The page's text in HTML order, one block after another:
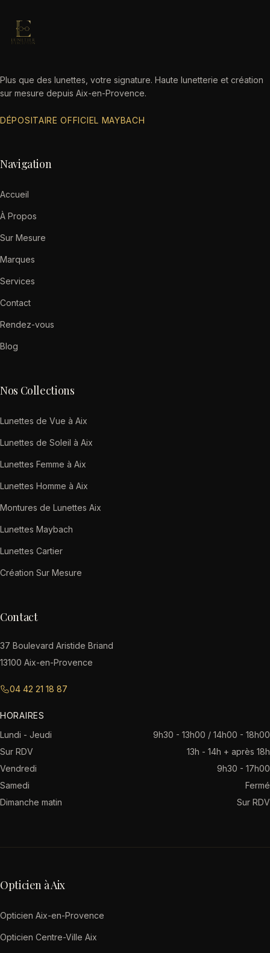
Plus que des lunettes, votre signature. Haute lunetterie et création
sur mesure depuis Aix-en-Provence.
DÉPOSITAIRE OFFICIEL MAYBACH
Navigation
Accueil
À Propos
Sur Mesure
Marques
Services
Contact
Rendez-vous
Blog
Nos Collections
Lunettes de Vue à Aix
Lunettes de Soleil à Aix
Lunettes Femme à Aix
Lunettes Homme à Aix
Montures de Lunettes Aix
Lunettes Maybach
Lunettes Cartier
Création Sur Mesure
Contact
37 Boulevard Aristide Briand
13100 Aix-en-Provence
04 42 21 18 87
HORAIRES
Lundi - Jeudi
9h30 - 13h00 / 14h00 - 18h00
Sur RDV
13h - 14h + après 18h
Vendredi
9h30 - 17h00
Samedi
Fermé
Dimanche matin
Sur RDV
Opticien à Aix
Opticien Aix-en-Provence
Opticien Centre-Ville Aix